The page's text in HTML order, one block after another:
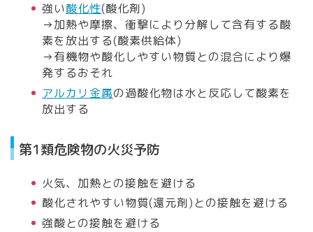
強い酸化性(酸化剤)
→加熱や摩擦、衝撃により分解して含有する酸
素を放出する(酸素供給体)
→有機物や酸化しやすい物質との混合により爆
発するおそれ
アルカリ金属の過酸化物は水と反応して酸素を
放出する
第1類危険物の火災予防
火気、加熱との接触を避ける
酸化されやすい物質(還元剤)との接触を避ける
強酸との接触を避ける